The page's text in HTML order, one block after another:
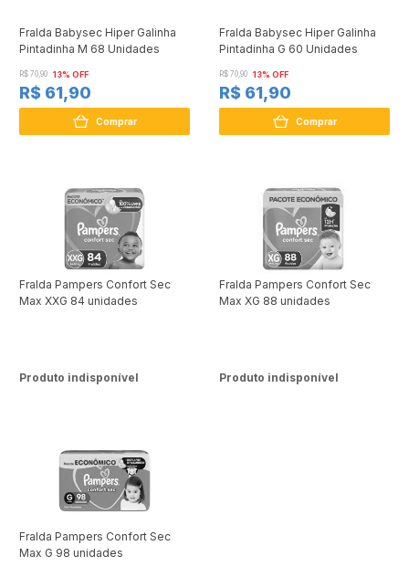
Fralda Babysec Hiper Galinha
Pintadinha M 68 Unidades
R$ 70,90 13% OFF
R$ 61,90
Comprar
Fralda Babysec Hiper Galinha
Pintadinha G 60 Unidades
R$ 70,90 13% OFF
R$ 61,90
Comprar
Fralda Pampers Confort Sec
Max XXG 84 unidades
Produto indisponível
Fralda Pampers Confort Sec
Max XG 88 unidades
Produto indisponível
Fralda Pampers Confort Sec
Max G 98 unidades